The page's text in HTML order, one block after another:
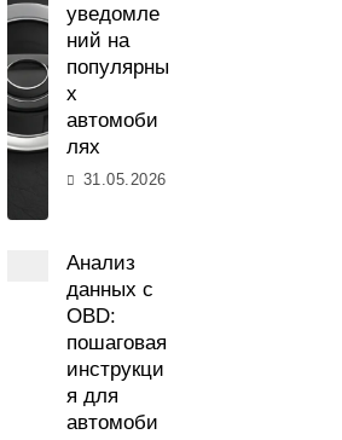
уведомле
ний на
популярны
х
автомоби
лях
31.05.2026
Анализ
данных с
OBD:
пошаговая
инструкци
я для
автомоби